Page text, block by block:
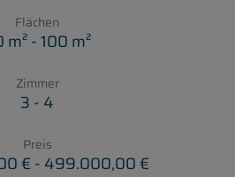
Flächen
m² - 100 m²
Zimmer
3 - 4
Preis
€ - 499.000,00 €